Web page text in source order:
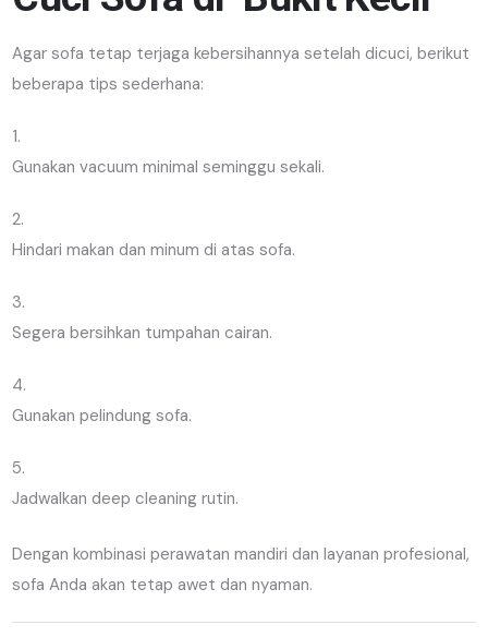
Agar sofa tetap terjaga kebersihannya setelah dicuci, berikut
beberapa tips sederhana:
Gunakan vacuum minimal seminggu sekali.
Hindari makan dan minum di atas sofa.
Segera bersihkan tumpahan cairan.
Gunakan pelindung sofa.
Jadwalkan deep cleaning rutin.
Dengan kombinasi perawatan mandiri dan layanan profesional,
sofa Anda akan tetap awet dan nyaman.